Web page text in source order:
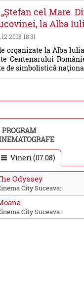
cel Mare.
la Alba
18:31
organizate la Alba
Centenarului
de simbolistică
PROGRAM
Vineri (07.08)
Odyssey
City Suceava:
City Suceava: